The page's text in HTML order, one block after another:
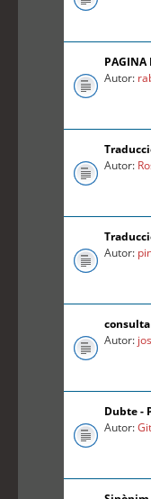
PAGINA
Autor:
Autor:
Autor:
Autor:
Dubte -
Autor: